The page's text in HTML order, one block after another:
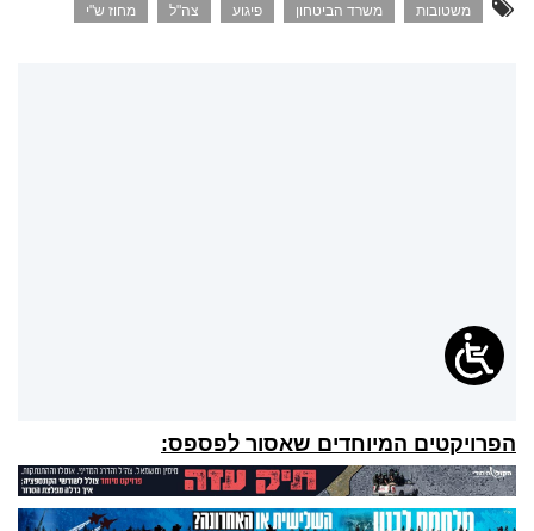
משטובות משרד הביטחון פיגוע צה"ל מחוז ש"י
הפרויקטים המיוחדים שאסור לפספס: